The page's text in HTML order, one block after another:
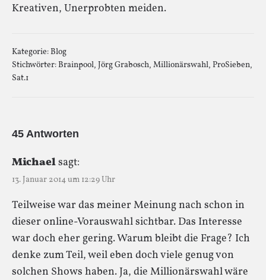
Kreativen, Unerprobten meiden.
Kategorie:Blog
Stichwörter:Brainpool, Jörg Grabosch, Millionärswahl, ProSieben,
Sat.1
45 Antworten
Michaelsagt:
13. Januar 2014 um 12:29 Uhr
Teilweise war das meiner Meinung nach schon in
dieser online-Vorauswahl sichtbar. Das Interesse
war doch eher gering. Warum bleibt die Frage? Ich
denke zum Teil, weil eben doch viele genug von
solchen Shows haben. Ja, die Millionärswahl wäre